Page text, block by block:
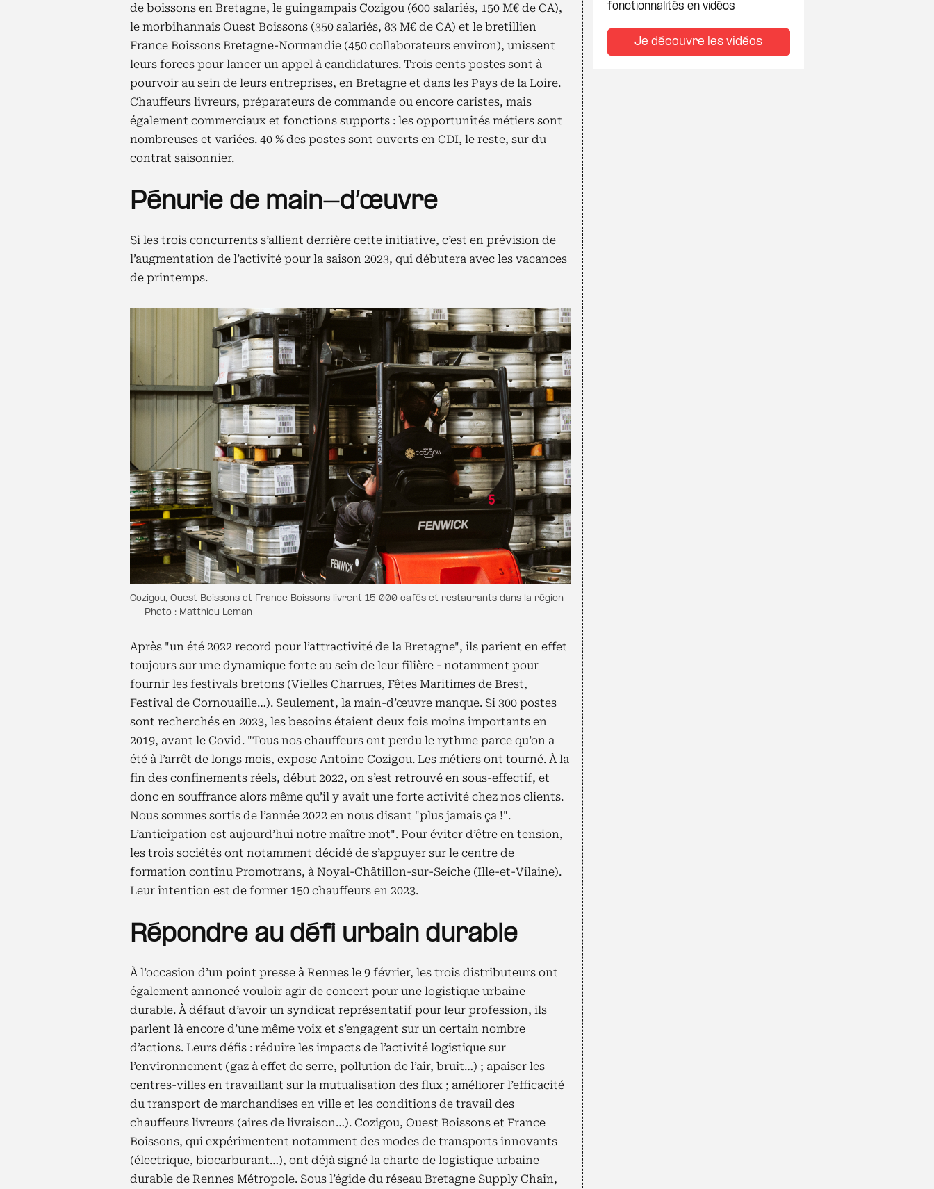
de boissons en Bretagne, le guingampais Cozigou (600 salariés, 150 M€ de CA),
le morbihannais Ouest Boissons (350 salariés, 83 M€ de CA) et le bretillien
France Boissons Bretagne-Normandie (450 collaborateurs environ), unissent
leurs forces pour lancer un appel à candidatures. Trois cents postes sont à
pourvoir au sein de leurs entreprises, en Bretagne et dans les Pays de la Loire.
Chauffeurs livreurs, préparateurs de commande ou encore caristes, mais
également commerciaux et fonctions supports : les opportunités métiers sont
nombreuses et variées. 40 % des postes sont ouverts en CDI, le reste, sur du
contrat saisonnier.
Pénurie de main-d’œuvre
Si les trois concurrents s’allient derrière cette initiative, c’est en prévision de
l’augmentation de l’activité pour la saison 2023, qui débutera avec les vacances
de printemps.
Cozigou, Ouest Boissons et France Boissons livrent 15 000 cafés et restaurants dans la région
— Photo : Matthieu Leman
Après "un été 2022 record pour l’attractivité de la Bretagne", ils parient en effet
toujours sur une dynamique forte au sein de leur filière - notamment pour
fournir les festivals bretons (Vielles Charrues, Fêtes Maritimes de Brest,
Festival de Cornouaille…). Seulement, la main-d’œuvre manque. Si 300 postes
sont recherchés en 2023, les besoins étaient deux fois moins importants en
2019, avant le Covid. "Tous nos chauffeurs ont perdu le rythme parce qu’on a
été à l’arrêt de longs mois, expose Antoine Cozigou. Les métiers ont tourné. À la
fin des confinements réels, début 2022, on s’est retrouvé en sous-effectif, et
donc en souffrance alors même qu’il y avait une forte activité chez nos clients.
Nous sommes sortis de l’année 2022 en nous disant "plus jamais ça !".
L’anticipation est aujourd’hui notre maître mot". Pour éviter d’être en tension,
les trois sociétés ont notamment décidé de s’appuyer sur le centre de
formation continu Promotrans, à Noyal-Châtillon-sur-Seiche (Ille-et-Vilaine).
Leur intention est de former 150 chauffeurs en 2023.
Répondre au défi urbain durable
À l’occasion d’un point presse à Rennes le 9 février, les trois distributeurs ont
également annoncé vouloir agir de concert pour une logistique urbaine
durable. À défaut d’avoir un syndicat représentatif pour leur profession, ils
parlent là encore d’une même voix et s’engagent sur un certain nombre
d’actions. Leurs défis : réduire les impacts de l’activité logistique sur
l’environnement (gaz à effet de serre, pollution de l’air, bruit…) ; apaiser les
centres-villes en travaillant sur la mutualisation des flux ; améliorer l’efficacité
du transport de marchandises en ville et les conditions de travail des
chauffeurs livreurs (aires de livraison…). Cozigou, Ouest Boissons et France
Boissons, qui expérimentent notamment des modes de transports innovants
(électrique, biocarburant…), ont déjà signé la charte de logistique urbaine
durable de Rennes Métropole. Sous l’égide du réseau Bretagne Supply Chain,
fonctionnalités en vidéos
Je découvre les vidéos